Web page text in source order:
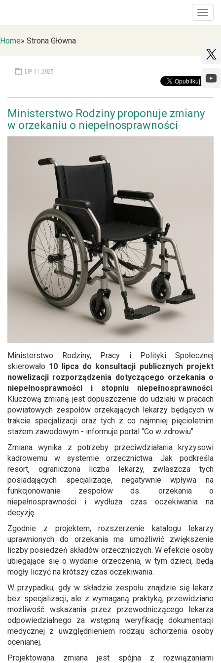
Home» Strona Główna
LIP 11, 2025
Ministerstwo Rodziny proponuje zmiany
w orzekaniu o niepełnosprawności
Ministerstwo Rodziny, Pracy i Polityki Społecznej
skierowało 10 lipca do konsultacji publicznych projekt
nowelizacji rozporządzenia dotyczącego orzekania o
niepełnosprawności i stopniu niepełnosprawności.
Kluczową zmianą jest dopuszczenie do udziału w pracach
powiatowych zespołów orzekających lekarzy będących w
trakcie specjalizacji oraz tych z co najmniej pięcioletnim
stażem zawodowym - informuje portal "Co w zdrowiu".
Zmiana wynika z potrzeby przeciwdziałania kryzysowi
kadrowemu w systemie orzecznictwa. Jak podkreśla
resort, ograniczona liczba lekarzy, zwłaszcza tych
posiadających specjalizacje, negatywnie wpływa na
funkcjonowanie zespołów ds. orzekania o
niepełnosprawności i wydłuża czas oczekiwania na
decyzję.
Zgodnie z projektem, rozszerzenie katalogu lekarzy
uprawnionych do orzekania ma umożliwić zwiększenie
liczby posiedzeń składów orzeczniczych. W efekcie osoby
ubiegające się o wydanie orzeczenia, w tym dzieci, będą
mogły liczyć na krótszy czas oczekiwania.
W przypadku, gdy w składzie zespołu znajdzie się lekarz
bez specjalizacji, ale z wymaganą praktyką, przewidziano
możliwość wskazania przez przewodniczącego lekarza
odpowiedzialnego za wstępną weryfikację dokumentacji
medycznej z uwzględnieniem rodzaju schorzenia osoby
ocenianej.
Projektowana zmiana jest spójna z rozwiązaniami